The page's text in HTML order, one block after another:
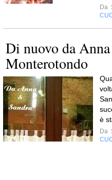
Da
Di nuovo da Anna
Monterotondo
è
Da